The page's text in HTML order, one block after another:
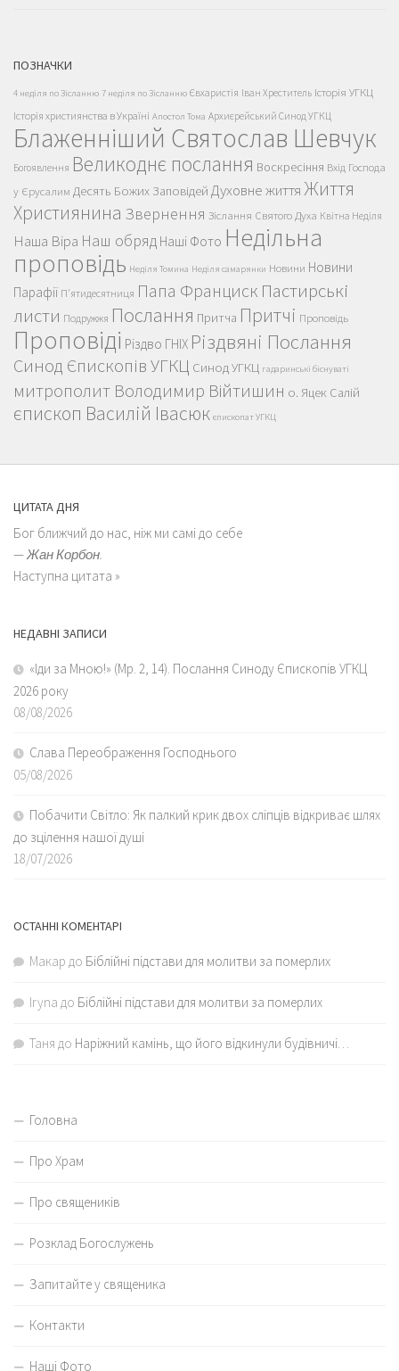
ПОЗНАЧКИ
4 неділя по Зісланню 7 неділя по Зісланню Євхаристія Іван Хреститель Історія УГКЦ
Історія християнства в Україні Апостол Тома Архиєрейський Синод УГКЦ
Блаженніший Святослав Шевчук
Богоявлення Великоднє послання Воскресіння Вхід Господа
у Єрусалим Десять Божих Заповідей Духовне життяЖиття
Християнина Звернення Зіслання Святого Духа Квітна Неділя
Наша Віра Наш обряд Наші Фото Недільна
проповідь Неділя Томина Неділя самарянки Новини Новини
Парафії П'ятидесятниця Папа Франциск Пастирські
листи Подружжя Послання Притча Притчі Проповідь
Проповіді Різдво ГНІХ Різдвяні Послання
Синод Єпископів УГКЦ Синод УГКЦ гадаринські біснуваті
митрополит Володимир Війтишин о. Яцек Салій
єпископ Василій Івасюк єпископат УГКЦ
ЦИТАТА ДНЯ
Бог ближчий до нас, ніж ми самі до себе
—Жан Корбон.
Наступна цитата »
НЕДАВНІ ЗАПИСИ
«Іди за Мною!» (Мр. 2, 14). Послання Синоду Єпископів УГКЦ
2026 року
08/08/2026
Слава Переображення Господнього
05/08/2026
Побачити Світло: Як палкий крик двох сліпців відкриває шлях
до зцілення нашої душі
18/07/2026
ОСТАННІ КОМЕНТАРІ
Макар до Біблійні підстави для молитви за померлих
Iryna до Біблійні підстави для молитви за померлих
Таня до Наріжний камінь, що його відкинули будівничі…
Головна
Про Храм
Про священиків
Розклад Богослужень
Запитайте у священика
Контакти
Наші Фото